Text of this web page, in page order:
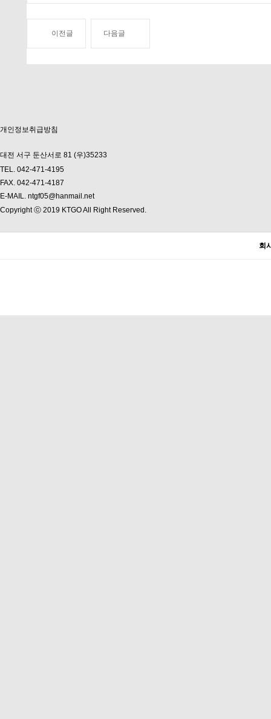
이전글 다음글
개인정보취급방침
대전 서구 둔산서로 81 (우)35233
TEL. 042-471-4195
FAX. 042-471-4187
E-MAIL. ntgf05@hanmail.net
Copyright ⓒ 2019 KTGO All Right Reserved.
회